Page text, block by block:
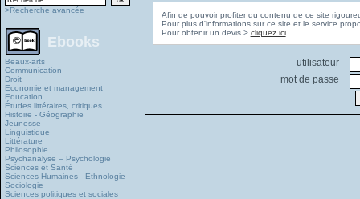
>Recherche avancée
Ebooks
Beaux-arts
Communication
Droit
Economie et management
Education
Études littéraires, critiques
Histoire - Géographie
Jeunesse
Linguistique
Littérature
Philosophie
Psychanalyse – Psychologie
Sciences et Santé
Sciences Humaines - Ethnologie -
Sociologie
Sciences politiques et sociales
Afin de pouvoir profiter du contenu de ce site
Pour plus d'informations sur ce site et le service
Pour obtenir un devis > cliquez ici
utilisateur
mot de passe